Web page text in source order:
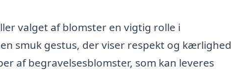
valget af blomster en vigtig rolle i
smuk gestus, der viser respekt og kærlighed
af begravelsesblomster, som kan leveres